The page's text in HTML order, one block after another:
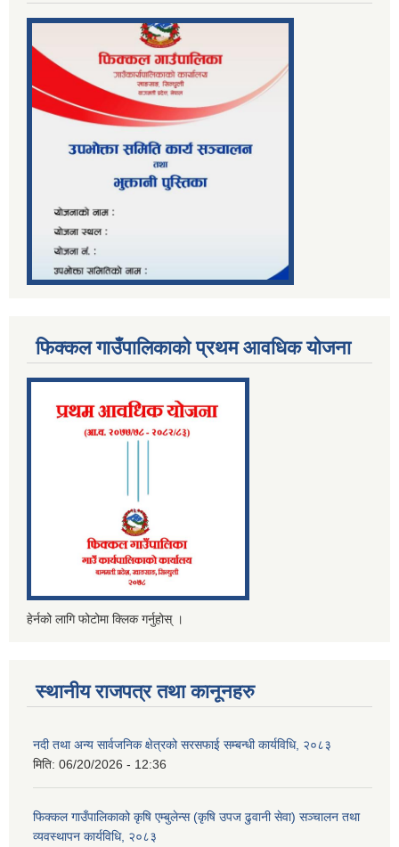
फिक्कल गाउँपालिकाको प्रथम आवधिक योजना
हेर्नको लागि फोटोमा क्लिक गर्नुहोस् ।
स्थानीय राजपत्र तथा कानूनहरु
नदी तथा अन्य सार्वजनिक क्षेत्रको सरसफाई सम्बन्धी कार्यविधि, २०८३
मिति: 06/20/2026 - 12:36
फिक्कल गाउँपालिकाको कृषि एम्बुलेन्स (कृषि उपज ढुवानी सेवा) सञ्चालन तथा
व्यवस्थापन कार्यविधि, २०८३